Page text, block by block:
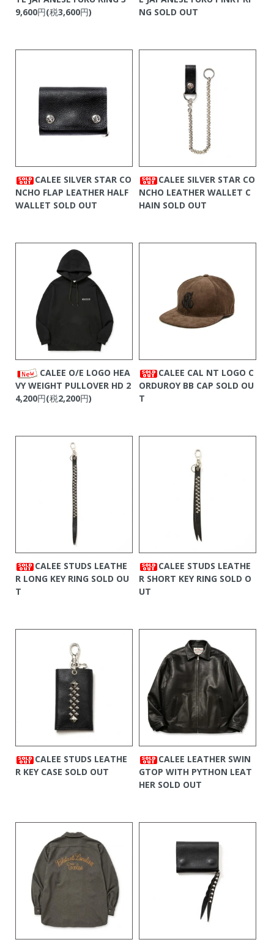
9,600円(税3,600円)
NG SOLD OUT
CALEE SILVER STAR CO
NCHO FLAP LEATHER HALF
WALLET SOLD OUT
CALEE SILVER STAR CO
NCHO LEATHER WALLET C
HAIN SOLD OUT
CALEE O/E LOGO HEA
VY WEIGHT PULLOVER HD 2
4,200円(税2,200円)
CALEE CAL NT LOGO C
ORDUROY BB CAP SOLD OU
T
CALEE STUDS LEATHE
R LONG KEY RING SOLD OU
T
CALEE STUDS LEATHE
R SHORT KEY RING SOLD O
UT
CALEE STUDS LEATHE
R KEY CASE SOLD OUT
CALEE LEATHER SWIN
GTOP WITH PYTHON LEAT
HERSOLD OUT